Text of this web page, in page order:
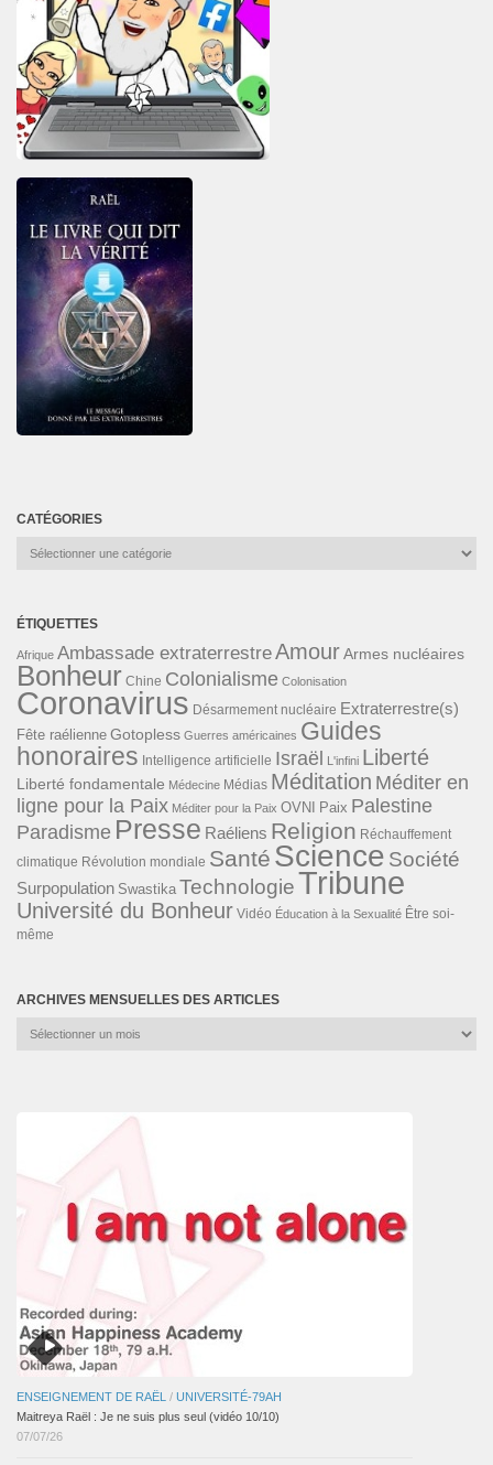
CATÉGORIES
Catégories
ÉTIQUETTES
Afrique Ambassade extraterrestreAmourArmes nucléaires
Bonheur Chine Colonialisme Colonisation
Coronavirus Désarmement nucléaire Extraterrestre(s)
Fête raélienne Gotopless Guerres américaines Guides
honoraires Intelligence artificielle Israël L'infini Liberté
Liberté fondamentale Médecine Médias Méditation Méditer en
ligne pour la Paix Méditer pour la Paix OVNI Paix Palestine
Paradisme Presse Raéliens Religion Réchauffement
climatique Révolution mondiale Santé Science Société
Surpopulation Swastika TechnologieTribune
Université du Bonheur Vidéo Éducation à la Sexualité Être soi-
même
ARCHIVES MENSUELLES DES ARTICLES
Archives
ENSEIGNEMENT DE RAËL / UNIVERSITÉ-79AH
Maitreya Raël : Je ne suis plus seul (vidéo 10/10)
07/07/26